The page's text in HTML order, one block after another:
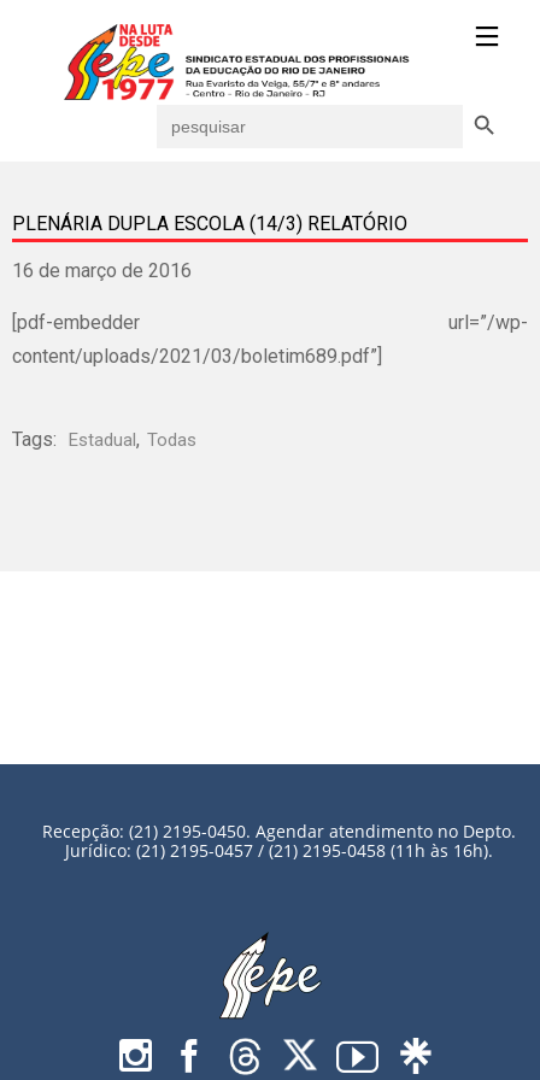
for:
PLENÁRIA DUPLA ESCOLA (14/3) RELATÓRIO
16 de março de 2016
[pdf-embedder url=”/wp-
content/uploads/2021/03/boletim689.pdf”]
Tags: Estadual, Todas
Recepção: (21) 2195-0450. Agendar atendimento no Depto.
Jurídico: (21) 2195-0457 / (21) 2195-0458 (11h às 16h).